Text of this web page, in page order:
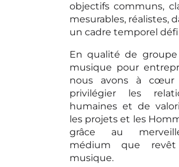
objectifs communs,
mesurables, réalistes,
un cadre temporel
En qualité de
musique pour
nous avons à cœur
privilégier les
humaines et de
les projets et les
grâce au
médium que
musique.